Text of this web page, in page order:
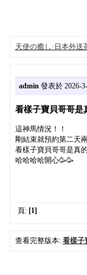
天使の癒し·日本外送
admin發表於 2026-
看樣子寶貝哥哥是
這神馬情況！！
剛結束就預約第二天
看樣子寶貝哥哥是真
哈哈哈哈開心🥳🥳
頁: [1]
查看完整版本: 看樣子